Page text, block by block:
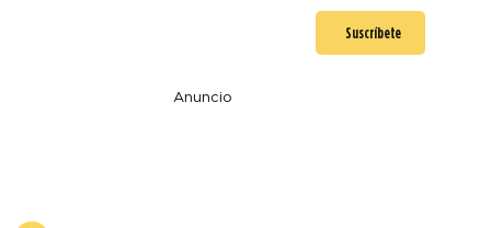
Suscríbete
Anuncio